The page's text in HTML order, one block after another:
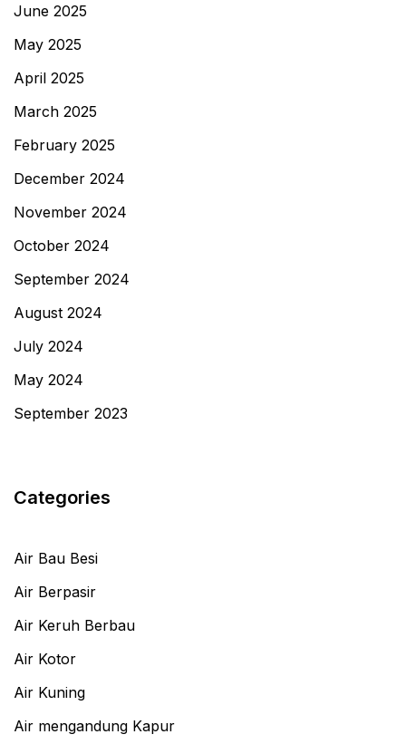
June 2025
May 2025
April 2025
March 2025
February 2025
December 2024
November 2024
October 2024
September 2024
August 2024
July 2024
May 2024
September 2023
Categories
Air Bau Besi
Air Berpasir
Air Keruh Berbau
Air Kotor
Air Kuning
Air mengandung Kapur